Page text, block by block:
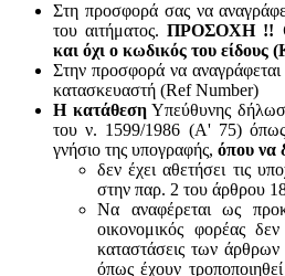
Στη προσφορά σας να
του αιτήματος.ΠΡΟΣΟΧΗ !! Ο
και όχι ο κωδικός του
Στην προσφορά να
κατασκευαστή (Ref Number)
Η κατάθεσηΥπεύθυνης
του ν. 1599/1986 (Α' 75) όπως
γνήσιο της υπογραφής, όπου να
δεν έχει αθετήσει τις
στην παρ. 2 του άρθρου
Να αναφέρεται ως
οικονομικός φορέας
καταστάσεις των
όπως έχουν